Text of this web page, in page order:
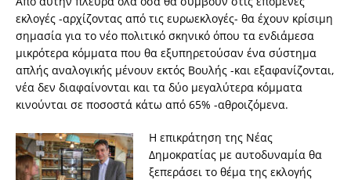
εκλογές -αρχίζοντας από τις ευρωεκλογές- θα έχουν κρίσιμη
σημασία για το νέο πολιτικό σκηνικό όπου τα ενδιάμεσα
μικρότερα κόμματα που θα εξυπηρετούσαν ένα σύστημα
απλής αναλογικής μένουν εκτός Βουλής -και εξαφανίζονται,
νέα δεν διαφαίνονται και τα δύο μεγαλύτερα κόμματα
κινούνται σε ποσοστά κάτω από 65% -αθροιζόμενα.
Η επικράτηση της Νέας
Δημοκρατίας με αυτοδυναμία θα
ξεπεράσει το θέμα της εκλογής